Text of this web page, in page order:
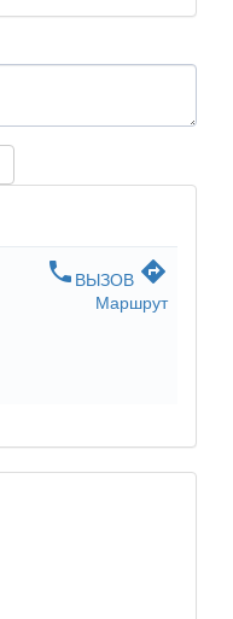
phone ВЫЗОВ directions
Маршрут